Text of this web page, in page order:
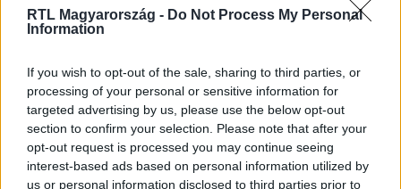
RTL Magyarország - Do Not Process My Personal
Information
If you wish to opt-out of the sale, sharing to third parties, or
processing of your personal or sensitive information for
targeted advertising by us, please use the below opt-out
section to confirm your selection. Please note that after your
opt-out request is processed you may continue seeing
interest-based ads based on personal information utilized by
us or personal information disclosed to third parties prior to
legyen a Google-találatokban!